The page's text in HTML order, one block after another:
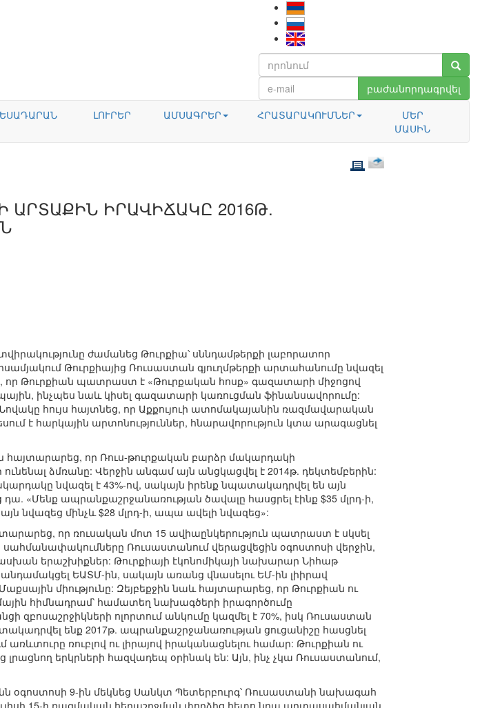
բաժանորդագրվել
ԼՈՒՐԵՐ ԱՄՍԱԳՐԵՐ ՀՐԱՏԱՐԱԿՈՒՄՆԵՐ
ՄԵՐ
ՄԱՍԻՆ
ԱՐՏԱՔԻՆ ԻՐԱՎԻՃԱԿԸ 2016Թ.
ժամանեց Թուրքիա՝ սննդամթերքի լաբորատոր
Թուրքիայից Ռուսաստան գյուղմթերքի արտահանումը նվազել
որ Թուրքիան պատրաստ է «Թուրքական հոսք» գազատարի միջոցով
ինչպես նաև կիսել գազատարի կառուցման ֆինանսավորումը:
հույս հայտնեց, որ Աքքույուի ատոմակայանին ռազմավարական
է հարկային արտոնություններ, հնարավորություն կտա արագացնել
հայտարարեց, որ Ռուս-թուրքական բարձր մակարդակի
ձմռանը: Վերջին անգամ այն անցկացվել է 2014թ. դեկտեմբերին:
նվազել է 43%-ով, սակայն իրենք նպատակադրվել են այն
«Մենք ապրանքաշրջանառության ծավալը հասցրել էինք $35 մլրդ-ի,
նվազեց մինչև $28 մլրդ-ի, ապա ավելի նվազեց»:
որ ռուսական մոտ 15 ավիաընկերություն պատրաստ է սկսել
սահմանափակումները Ռուսաստանում վերացվեցին օգոստոսի վերջին,
երաշխիքներ: Թուրքիայի էկոնոմիկայի նախարար Նիհաթ
ԵԱՏՄ-ին, սակայն առանց վնասելու ԵՄ-ին լիիրավ
միությունը: Զեյբեքջին նաև հայտարարեց, որ Թուրքիան ու
հիմնադրամ՝ համատեղ նախագծերի իրագործումը
զբոսաշրջիկների ոլորտում անկումը կազմել է 70%, իսկ Ռուսաստան
ենք 2017թ. ապրանքաշրջանառության ցուցանիշը հասցնել
ռուբլով ու լիրայով իրականացնելու համար: Թուրքիան ու
երկրների հազվադեպ օրինակ են: Այն, ինչ չկա Ռուսաստանում,
օգոստոսի 9-ին մեկնեց Սանկտ Պետերբուրգ՝ Ռուսաստանի նախագահ